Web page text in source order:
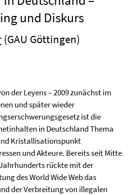
und Diskurs
(GAU Göttingen)
der Leyens – 2009 zunächst im
und später wieder
ist die
in Deutschland Thema
Kristallisationspunkt
und Akteure. Bereits seit Mitte
rückte mit der
des World Wide Web das
der Verbreitung von illegalen